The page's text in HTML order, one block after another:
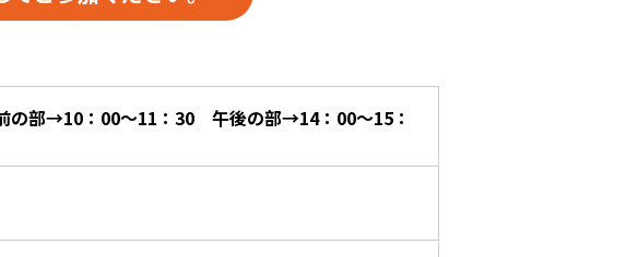
の部→10：00～11：30 午後の部→14：00～15：